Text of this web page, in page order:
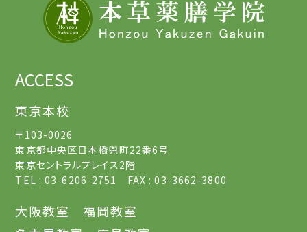
ACCESS
東京本校
〒103-0026
東京都中央区日本橋兜町22番6号
東京セントラルプレイス2階
TEL : 03-6206-2751 FAX : 03-3662-3800
大阪教室
福岡教室